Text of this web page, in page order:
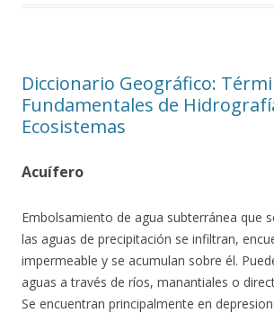
Diccionario Geográfico:
Fundamentales de
Ecosistemas
Acuífero
Embolsamiento de agua subterránea que
las aguas de precipitación se infiltran,
impermeable y se acumulan sobre él.
aguas a través de ríos, manantiales o
Se encuentran principalmente en